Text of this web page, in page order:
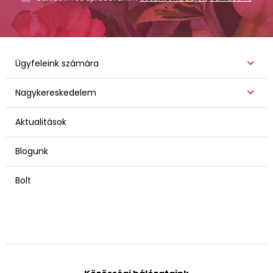
Ügyfeleink számára
Nagykereskedelem
Aktualitások
Blogunk
Bolt